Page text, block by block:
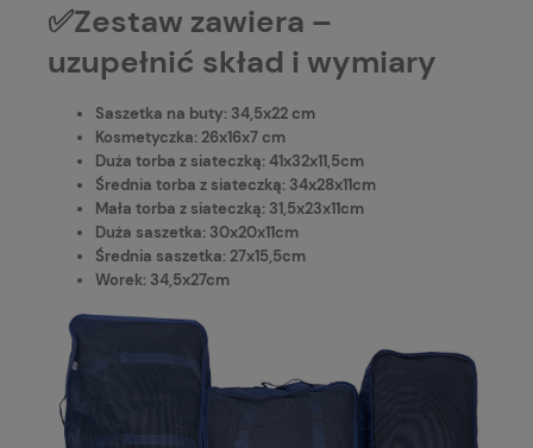
✅Zestaw zawiera –
uzupełnić skład i wymiary
Saszetka na buty: 34,5x22 cm
Kosmetyczka: 26x16x7 cm
Duża torba z siateczką: 41x32x11,5cm
Średnia torba z siateczką: 34x28x11cm
Mała torba z siateczką: 31,5x23x11cm
Duża saszetka: 30x20x11cm
Średnia saszetka: 27x15,5cm
Worek: 34,5x27cm